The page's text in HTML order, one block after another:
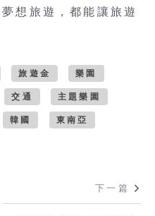
想旅遊，都能讓旅遊
旅遊金 樂園
交通 主題樂園
韓國 東南亞
下一篇